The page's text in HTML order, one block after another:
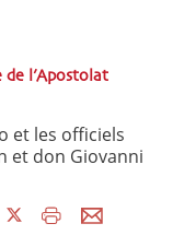
l’Apostolat
et les officiels
et don Giovanni